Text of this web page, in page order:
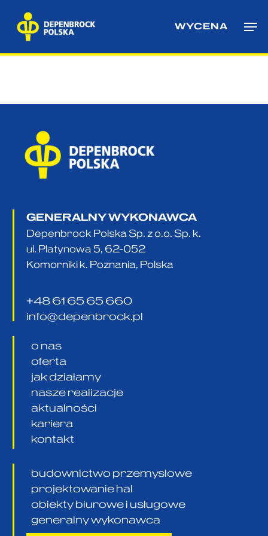
content
WYCENA
GENERALNY WYKONAWCA
Depenbrock Polska Sp. z o.o. Sp. k.
ul. Platynowa 5, 62-052
Komorniki k. Poznania, Polska
+48 61 65 65 660
info@depenbrock.pl
o nas
oferta
jak działamy
nasze realizacje
aktualności
kariera
kontakt
budownictwo przemysłowe
projektowanie hal
obiekty biurowe i usługowe
generalny wykonawca